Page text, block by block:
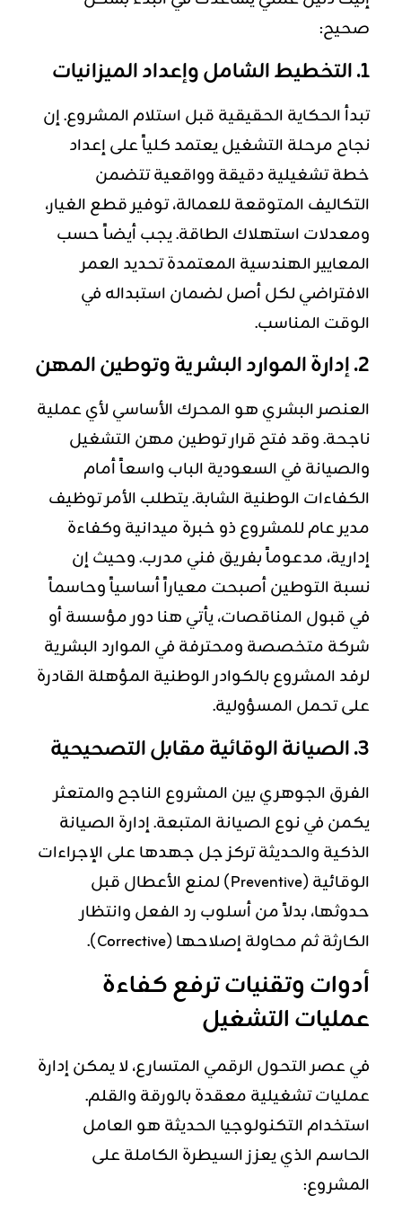
صحيح:
1. التخطيط الشامل وإعداد الميزانيات
تبدأ الحكاية الحقيقية قبل استلام المشروع. إن
نجاح مرحلة التشغيل يعتمد كلياً على إعداد
خطة تشغيلية دقيقة وواقعية تتضمن
التكاليف المتوقعة للعمالة، توفير قطع الغيار،
ومعدلات استهلاك الطاقة. يجب أيضاً حسب
المعايير الهندسية المعتمدة تحديد العمر
الافتراضي لكل أصل لضمان استبداله في
الوقت المناسب.
2. إدارة الموارد البشرية وتوطين المهن
العنصر البشري هو المحرك الأساسي لأي عملية
ناجحة. وقد فتح قرار توطين مهن التشغيل
والصيانة في السعودية الباب واسعاً أمام
الكفاءات الوطنية الشابة. يتطلب الأمر توظيف
مدير عام للمشروع ذو خبرة ميدانية وكفاءة
إدارية، مدعوماً بفريق فني مدرب. وحيث إن
نسبة التوطين أصبحت معياراً أساسياً وحاسماً
في قبول المناقصات، يأتي هنا دور مؤسسة أو
شركة متخصصة ومحترفة في الموارد البشرية
لرفد المشروع بالكوادر الوطنية المؤهلة القادرة
على تحمل المسؤولية.
3. الصيانة الوقائية مقابل التصحيحية
الفرق الجوهري بين المشروع الناجح والمتعثر
يكمن في نوع الصيانة المتبعة. إدارة الصيانة
الذكية والحديثة تركز جل جهدها على الإجراءات
الوقائية (Preventive) لمنع الأعطال قبل
حدوثها، بدلاً من أسلوب رد الفعل وانتظار
الكارثة ثم محاولة إصلاحها (Corrective).
أدوات وتقنيات ترفع كفاءة
عمليات التشغيل
في عصر التحول الرقمي المتسارع، لا يمكن إدارة
عمليات تشغيلية معقدة بالورقة والقلم.
استخدام التكنولوجيا الحديثة هو العامل
الحاسم الذي يعزز السيطرة الكاملة على
المشروع: